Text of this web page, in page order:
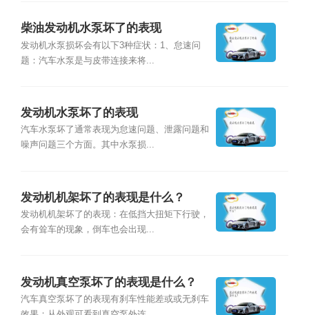
柴油发动机水泵坏了的表现
发动机水泵损坏会有以下3种症状：1、怠速问
题：汽车水泵是与皮带连接来将...
发动机水泵坏了的表现
汽车水泵坏了通常表现为怠速问题、泄露问题和
噪声问题三个方面。其中水泵损...
发动机机架坏了的表现是什么？
发动机机架坏了的表现：在低挡大扭矩下行驶，
会有耸车的现象，倒车也会出现...
发动机真空泵坏了的表现是什么？
汽车真空泵坏了的表现有刹车性能差或或无刹车